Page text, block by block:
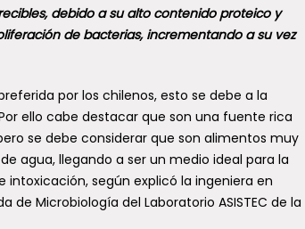
debido a su alto contenido proteico y
de bacterias, incrementando a su vez
por los chilenos, esto se debe a la
ello cabe destacar que son una fuente rica
se debe considerar que son alimentos muy
agua, llegando a ser un medio ideal para la
según explicó la ingeniera en
de Microbiología del Laboratorio ASISTEC de la